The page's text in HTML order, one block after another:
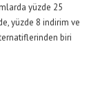
yüzde 25
yüzde 8 indirim ve
biri